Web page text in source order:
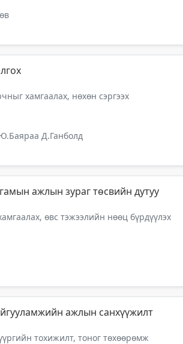
хамгаалах, нөхөн сэргээх
Д.Ганболд
ажлын зураг төсвийн дутуу
өвс тэжээлийн нөөц бүрдүүлэх
ажлын санхүүжилт
тохижилт, тоног төхөөрөмж